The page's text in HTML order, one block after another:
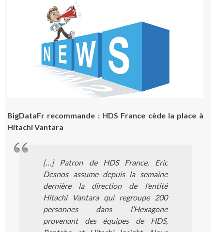
BigDataFr recommande : HDS France cède la place à
Hitachi Vantara
[…] Patron de HDS France, Eric
Desnos assume depuis la semaine
dernière la direction de l’entité
Hitachi Vantara qui regroupe 200
personnes dans l’Hexagone
provenant des équipes de HDS,